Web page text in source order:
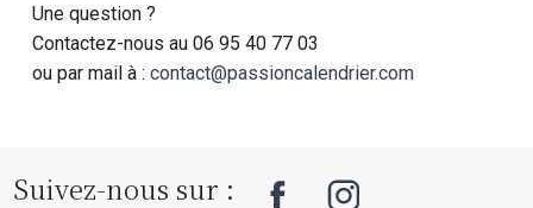
Une question ?
Contactez-nous au 06 95 40 77 03
ou par mail à :contact@passioncalendrier.com
Suivez-nous sur :